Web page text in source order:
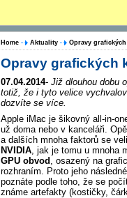
Home Aktuality Opravy
Opravy grafických
07.04.2014- Již dlouhou dobu
totiž, že i tyto velice
dozvíte se více.
Apple iMac je šikovný all-in-
už doma nebo v kanceláři.
a dalších mnoha faktorů se
NVIDIA, jak je tomu u mnoha
GPU obvod , osazený na
rozhraním. Proto jeho
poznáte podle toho, že se
známe artefakty (kostičky,